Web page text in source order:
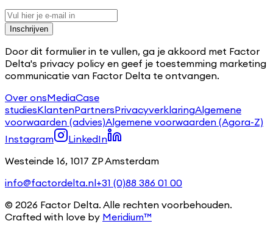
Inschrijven
Door dit formulier in te vullen, ga je akkoord met Factor
Delta's privacy policy en geef je toestemming marketing
communicatie van Factor Delta te ontvangen.
Over onsMediaCase
studiesKlantenPartnersPrivacyverklaringAlgemene
voorwaarden (advies)Algemene voorwaarden (Agora-Z)
Instagram
LinkedIn
Westeinde 16, 1017 ZP Amsterdam
info@factordelta.nl+31 (0)88 386 01 00
© 2026 Factor Delta. Alle rechten voorbehouden.
Crafted with love by Meridium™